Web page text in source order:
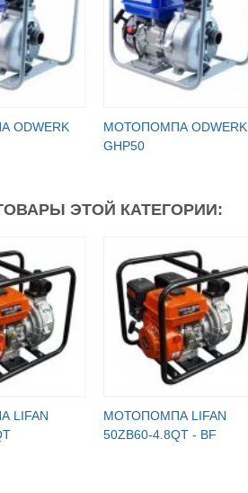
МОТОПОМПА ODWERK
GHP50
ЭТОЙ КАТЕГОРИИ:
LIFAN
МОТОПОМПА LIFAN
50ZB60-4.8QT - BF